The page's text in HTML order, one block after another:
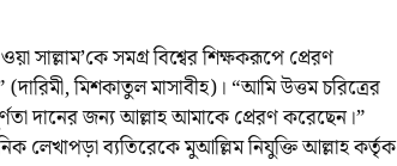
সাল্লাম’কে সমগ্র বিশ্বের শিক্ষকরূপে প্রেরণ
মিশকাতুল মাসাবীহ)। “আমি উত্তম চরিত্রের
দানের জন্য আল্লাহ আমাকে প্রেরণ করেছেন।”
লেখাপড়া ব্যতিরেকে মুআল্লিম নিযুক্তি আল্লাহ কর্তৃক